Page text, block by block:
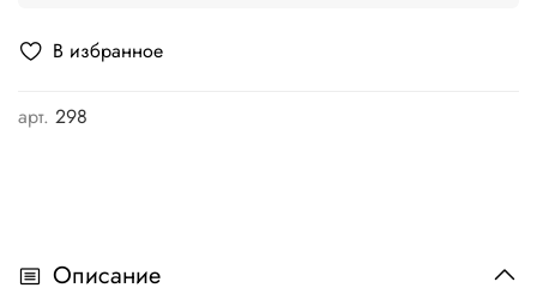
В избранное
арт. 298
Описание